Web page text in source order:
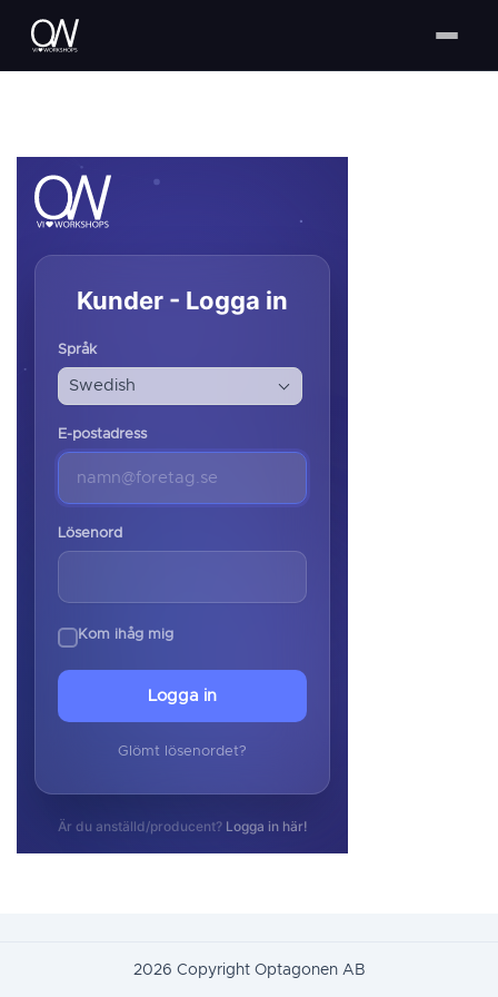
Kunder - Logga in
Språk
Swedish
E-postadress
Lösenord
Kom ihåg mig
Logga in
Glömt lösenordet?
Är du anställd/producent? Logga in här!
2026 Copyright Optagonen AB